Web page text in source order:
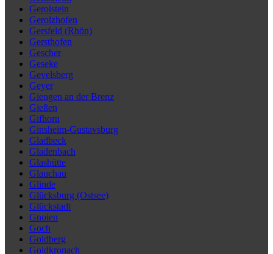
Gerolstein
Gerolzhofen
Gersfeld (Rhön)
Gersthofen
Gescher
Geseke
Gevelsberg
Geyer
Giengen an der Brenz
Gießen
Gifhorn
Ginsheim-Gustavsburg
Gladbeck
Gladenbach
Glashütte
Glauchau
Glinde
Glücksburg (Ostsee)
Glückstadt
Gnoien
Goch
Goldberg
Goldkronach